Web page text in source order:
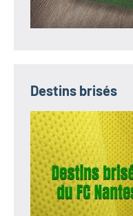
Destins brisés